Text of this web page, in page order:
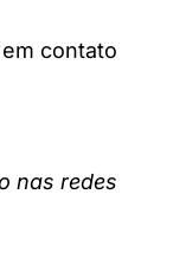
contato
nas redes